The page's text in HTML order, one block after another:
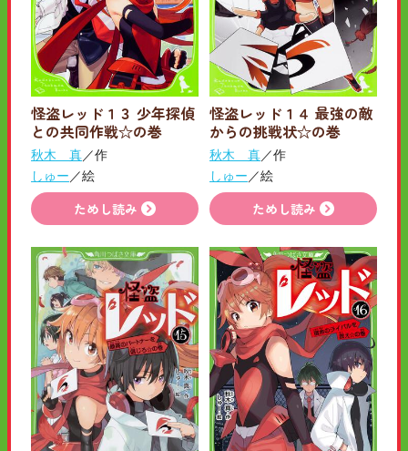
怪盗レッド１３ 少年探偵
との共同作戦☆の巻
秋木 真／作
しゅー ／絵
ためし読み
怪盗レッド１４ 最強の敵
からの挑戦状☆の巻
秋木 真／作
しゅー ／絵
ためし読み